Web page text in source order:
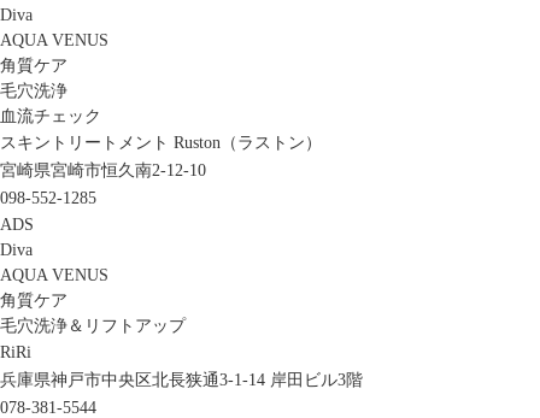
Diva
AQUA VENUS
角質ケア
毛穴洗浄
血流チェック
スキントリートメント Ruston（ラストン）
宮崎県宮崎市恒久南2-12-10
098-552-1285
ADS
Diva
AQUA VENUS
角質ケア
毛穴洗浄＆リフトアップ
RiRi
兵庫県神戸市中央区北長狭通3-1-14 岸田ビル3階
078-381-5544